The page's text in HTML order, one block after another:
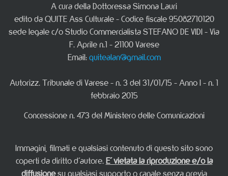
A cura della Dottoressa Simona Lauri
edito da QUITE Ass Culturale - Codice fiscale 95082710120
sede legale c/o Studio Commercialista STEFANO DE VIDI - Via
F. Aprile n.1 - 21100 Varese
Email: quitealan@gmail.com
Autorizz. Tribunale di Varese - n. 3 del 31/01/15 - Anno I - n. 1
febbraio 2015
Concessione n. 473 del Ministero delle Comunicazioni
Immagini, filmati e qualsiasi contenuto di questo sito sono
coperti da diritto d'autore. E' vietata la riproduzione e/o la
diffusionesu qualsiasi supporto o canale senza previa